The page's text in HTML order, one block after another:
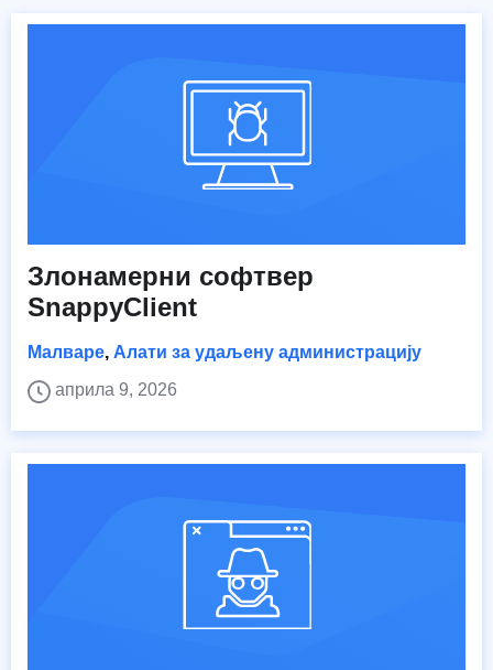
Злонамерни софтвер
SnappyClient
Малваре, Алати за удаљену администрацију
априла 9, 2026